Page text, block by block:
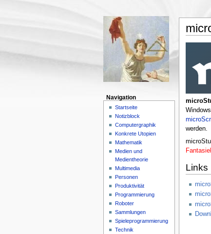
werden.
Links
Navigation
Startseite
Notizblock
Computergraphik
Konkrete Utopien
Mathematik
Medien und
Medientheorie
Multimedia
Personen
Produktivität
Programmierung
Roboter
Sammlungen
Spieleprogrammierung
Technik